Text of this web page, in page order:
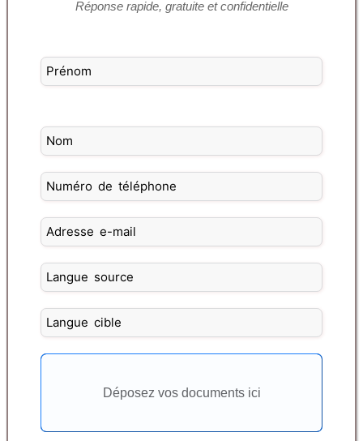
Réponse rapide, gratuite et confidentielle
Déposez vos documents ici